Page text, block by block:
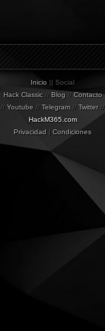
Inicio || Social
Hack Classic// Blog// Contacto
// Youtube // Telegram// Twitter//
HackM365.com
Privacidad | Condiciones